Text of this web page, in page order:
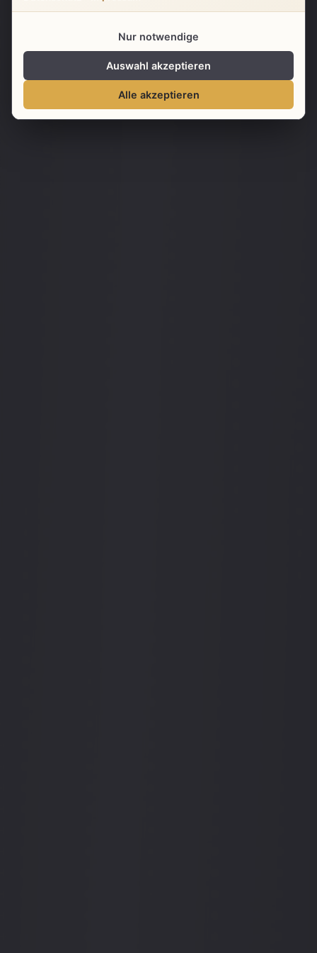
Nur notwendige
Auswahl akzeptieren
Alle akzeptieren